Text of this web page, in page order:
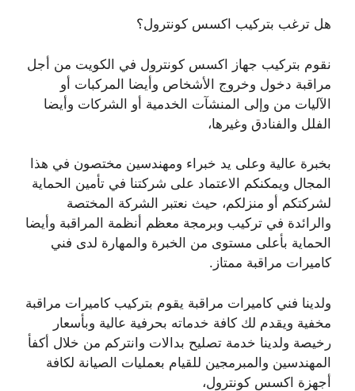
هل ترغب بتركيب اكسس كونترول؟
نقوم بتركيب جهاز اكسس كونترول في الكويت من أجل
مراقبة دخول وخروج الأشخاص وأيضا المركبات أو
الآليات من وإلى المنشآت الخدمية أو الشركات وأيضا
الفلل والفنادق وغيرها،
بخبرة عالية وعلى يد خبراء ومهندسين مختصون في هذا
المجال ويمكنكم الاعتماد على شركتنا في تأمين الحماية
لشركتكم أو منزلكم، حيث نعتبر الشركة المختصة
والرائدة في تركيب وبرمجة معظم أنظمة المراقبة وأيضا
الحماية بأعلى مستوى من الخبرة والمهارة لدى فني
كاميرات مراقبة ممتاز.
ولدينا فني كاميرات مراقبة يقوم بتركيب كاميرات مراقبة
مخفية ويقدم لك كافة خدماته بحرفية عالية وبأسعار
رخيصة ولدينا خدمة تصليح بدالات وانتركم من خلال أكفأ
المهندسين والمبرمجين للقيام بعمليات الصيانة لكافة
أجهزة اكسس كونترول،